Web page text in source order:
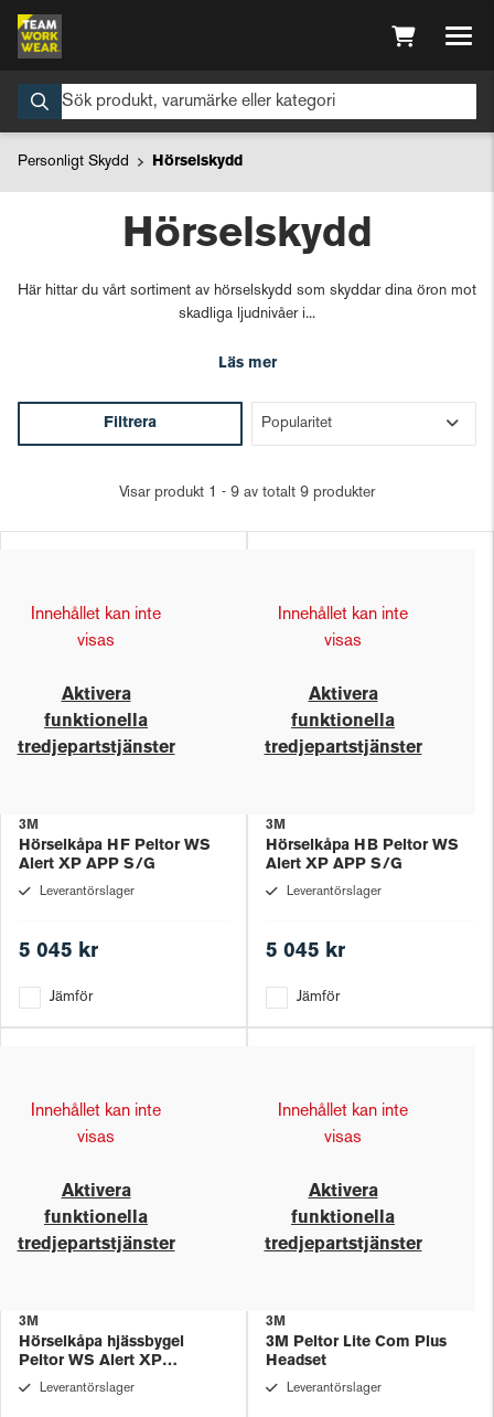
Personligt Skydd Hörselskydd
Hörselskydd
Här hittar du vårt sortiment av hörselskydd som skyddar dina öron mot
skadliga ljudnivåer i...
Läs mer
Filtrera
Visar produkt 1 - 9 av totalt 9 produkter
Innehållet kan inte
visas
Aktivera
funktionella
tredjepartstjänster
3M
Hörselkåpa HF Peltor WS
Alert XP APP S/G
Leverantörslager
5 045 kr
Jämför
Innehållet kan inte
visas
Aktivera
funktionella
tredjepartstjänster
3M
Hörselkåpa HB Peltor WS
Alert XP APP S/G
Leverantörslager
5 045 kr
Jämför
Innehållet kan inte
visas
Aktivera
funktionella
tredjepartstjänster
3M
Hörselkåpa hjässbygel
Peltor WS Alert XP
MRX21A4WS6
Leverantörslager
Innehållet kan inte
visas
Aktivera
funktionella
tredjepartstjänster
3M
3M Peltor Lite Com Plus
Headset
Leverantörslager